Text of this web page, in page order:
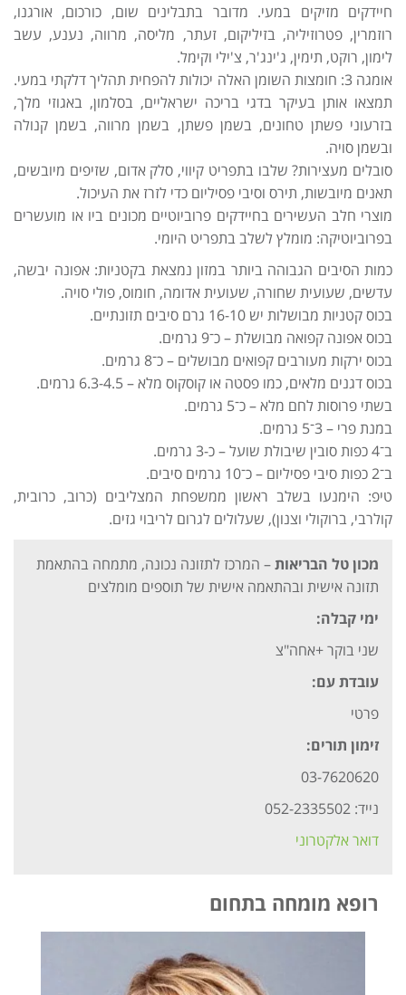
חיידקים מזיקים במעי. מדובר בתבלינים שום, כורכום, אורגנו,
רוזמרין, פטרוזיליה, בזיליקום, זעתר, מליסה, מרווה, נענע, עשב
לימון, רוקט, תימין, ג'ינג'ר, צ'ילי וקימל.
אומגה 3: חומצות השומן האלה יכולות להפחית תהליך דלקתי במעי.
תמצאו אותן בעיקר בדגי בריכה ישראליים, בסלמון, באגוזי מלך,
בזרעוני פשתן טחונים, בשמן פשתן, בשמן מרווה, בשמן קנולה
ובשמן סויה.
סובלים מעצירות? שלבו בתפריט קיווי, סלק אדום, שזיפים מיובשים,
תאנים מיובשות, תירס וסיבי פסיליום כדי לזרז את העיכול.
מוצרי חלב העשירים בחיידקים פרוביוטיים מכונים ביו או מועשרים
בפרוביוטיקה: מומלץ לשלב בתפריט היומי.
כמות הסיבים הגבוהה ביותר במזון נמצאת בקטניות: אפונה יבשה,
עדשים, שעועית שחורה, שעועית אדומה, חומוס, פולי סויה.
בכוס קטניות מבושלות יש 16-10 גרם סיבים תזונתיים.
בכוס אפונה קפואה מבושלת – כ־9 גרמים.
בכוס ירקות מעורבים קפואים מבושלים – כ־8 גרמים.
בכוס דגנים מלאים, כמו פסטה או קוסקוס מלא – 6.3-4.5 גרמים.
בשתי פרוסות לחם מלא – כ־5 גרמים.
במנת פרי – 3־5 גרמים.
ב־4 כפות סובין שיבולת שועל – כ-3 גרמים.
ב־2 כפות סיבי פסיליום – כ־10 גרמים סיבים.
טיפ: הימנעו בשלב ראשון ממשפחת המצליבים (כרוב, כרובית,
קולרבי, ברוקולי וצנון), שעלולים לגרום לריבוי גזים.
מכון טל הבריאות– המרכז לתזונה נכונה, מתמחה בהתאמת
תזונה אישית ובהתאמה אישית של תוספים מומלצים
ימי קבלה:
שני בוקר +אחה"צ
עובדת עם:
פרטי
זימון תורים:
03-7620620
נייד: 052-2335502
דואר אלקטרוני
רופא מומחה בתחום